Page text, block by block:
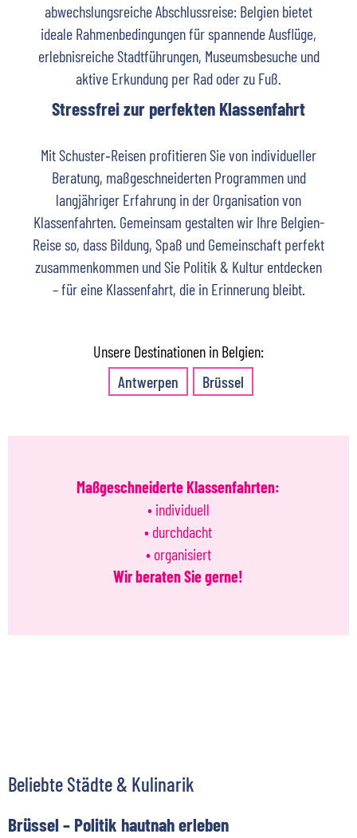
abwechslungsreiche Abschlussreise: Belgien bietet
ideale Rahmenbedingungen für spannende Ausflüge,
erlebnisreiche Stadtführungen, Museumsbesuche und
aktive Erkundung per Rad oder zu Fuß.
Stressfrei zur perfekten Klassenfahrt
Mit Schuster‑Reisen profitieren Sie von individueller
Beratung, maßgeschneiderten Programmen und
langjähriger Erfahrung in der Organisation von
Klassenfahrten. Gemeinsam gestalten wir Ihre Belgien-
Reise so, dass Bildung, Spaß und Gemeinschaft perfekt
zusammenkommen und Sie Politik & Kultur entdecken
– für eine Klassenfahrt, die in Erinnerung bleibt.
Unsere Destinationen in Belgien:
Antwerpen
Brüssel
Maßgeschneiderte Klassenfahrten:
• individuell
• durchdacht
• organisiert
Wir beraten Sie gerne!
Beliebte Städte & Kulinarik
Brüssel – Politik hautnah erleben